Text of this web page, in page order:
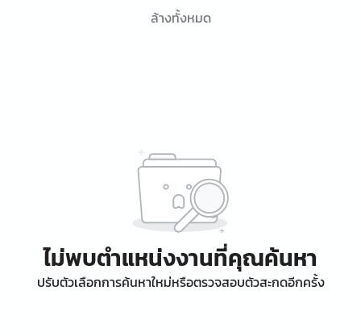
ล้างทั้งหมด
ไม่พบตำแหน่งงานที่คุณค้นหา
ปรับตัวเลือกการค้นหาใหม่หรือตรวจสอบตัวสะกดอีกครั้ง